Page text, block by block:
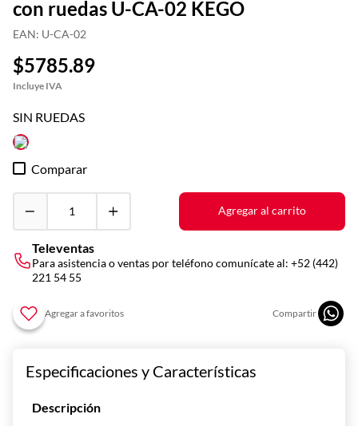
con ruedas U-CA-02 KEGO
EAN: U-CA-02
$5785.89
SIN RUEDAS
Comparar
Agregar al carrito
Televentas
Para asistencia o ventas por teléfono comunícate al: +52 (442)
221 54 55
Especificaciones y Características
Descripción
5.
mesa refrigerada
6.
icehaus
7.
tapa
8.
insertos
9.
asador
10